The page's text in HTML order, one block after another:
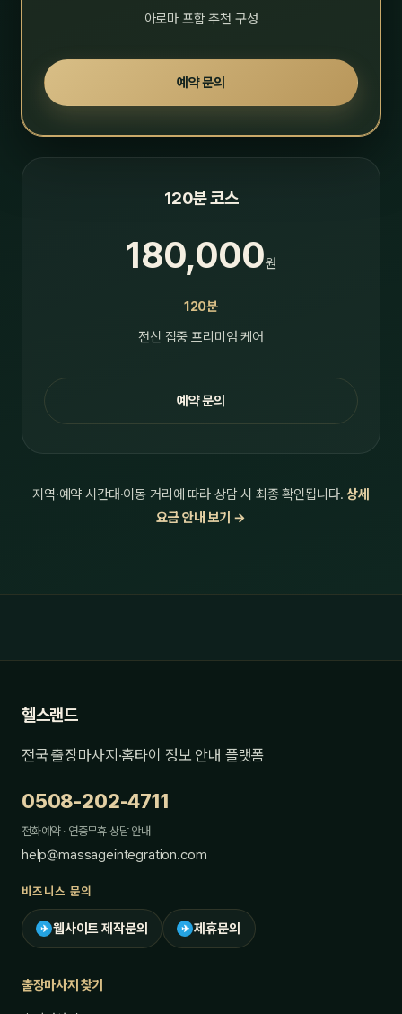
아로마 포함 추천 구성
예약 문의
120분 코스
180,000원
120분
전신 집중 프리미엄 케어
예약 문의
지역·예약 시간대·이동 거리에 따라 상담 시 최종 확인됩니다.상세
요금 안내 보기 →
헬스랜드
전국 출장마사지·홈타이 정보 안내 플랫폼
0508-202-4711
전화예약 · 연중무휴 상담 안내
help@massageintegration.com
비즈니스 문의
✈ 웹사이트 제작문의 ✈ 제휴문의
출장마사지 찾기